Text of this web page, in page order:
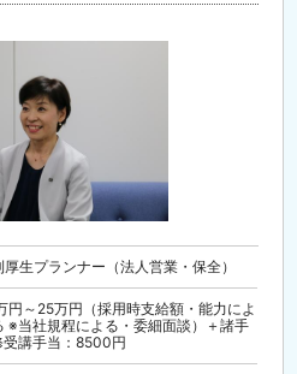
生プランナー（法人営業・保全）
円～25万円（採用時支給額・能力によ
※当社規程による・委細面談）＋諸手
受講手当：8500円